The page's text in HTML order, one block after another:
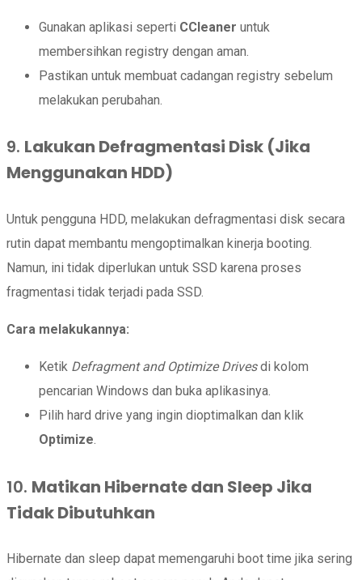
Gunakan aplikasi seperti CCleaner untuk
membersihkan registry dengan aman.
Pastikan untuk membuat cadangan registry sebelum
melakukan perubahan.
9. Lakukan Defragmentasi Disk (Jika
Menggunakan HDD)
Untuk pengguna HDD, melakukan defragmentasi disk secara
rutin dapat membantu mengoptimalkan kinerja booting.
Namun, ini tidak diperlukan untuk SSD karena proses
fragmentasi tidak terjadi pada SSD.
Cara melakukannya:
Ketik Defragment and Optimize Drivesdi kolom
pencarian Windows dan buka aplikasinya.
Pilih hard drive yang ingin dioptimalkan dan klik
Optimize.
10. Matikan Hibernate dan Sleep Jika
Tidak Dibutuhkan
Hibernate dan sleep dapat memengaruhi boot time jika sering